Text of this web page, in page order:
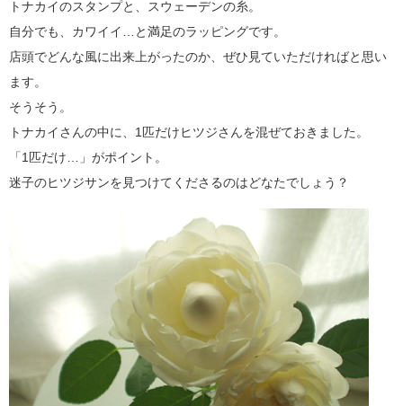
トナカイのスタンプと、スウェーデンの糸。
自分でも、カワイイ…と満足のラッピングです。
店頭でどんな風に出来上がったのか、ぜひ見ていただければと思い
ます。
そうそう。
トナカイさんの中に、1匹だけヒツジさんを混ぜておきました。
「1匹だけ…」がポイント。
迷子のヒツジサンを見つけてくださるのはどなたでしょう？